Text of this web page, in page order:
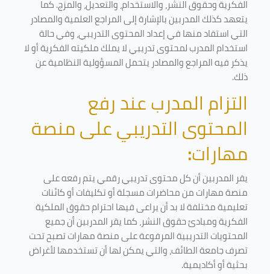
الفكرية وحقوق النشر، والاستخدام، والتعديل، والمزج. كما
يتعهد كذلك المدربين بالإشارة إلى المراجع العلمية والمصادر
التي استفاد منها في إعداد المحتوى التدريبي، وفي حالة
استخدام المدرب لمحتوى تدريبي لا يملك ملكيته الفكرية أو لا
يذكر فيه المراجع والمصادر يتحمل المسؤولية النظامية عن
ذلك.
التزام المدرب عند رفع
المحتوى التدريبي على منصة
مهارات:
يقر المدربين أن كل محتوى تدريبي رقمي يتم رفعه على
منصة مهارات من محاضرات مسجلة أو تكليفات أو كائنات
تعليمية مختلفة لا بد أن يراعى فيها احترام حقوق الملكية
الفكرية ومبادئ حقوق النشر، كما يقر المدربين أن جميع
المحتويات التدريبية المرفوعة على منصة مهارات تصبح تحت
تصرف جامعة الطائف، والتي يمكن لها أن تستخدمها لأغراض
بحثية أو أكاديمية.